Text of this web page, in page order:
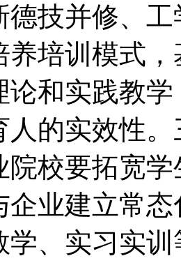
德技并修、
养培训模式
论和实践教
人的实效性
院校要拓宽
企业建立常
学、实习实